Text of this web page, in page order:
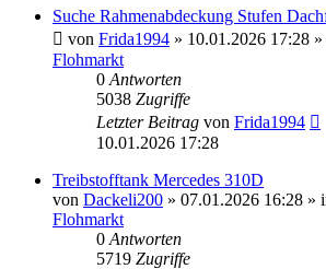
Suche Rahmenabdeckung Stufen
von Frida1994 » 10.01.2026 17:28 »
Flohmarkt
0 Antworten
5038 Zugriffe
Letzter Beitrag von Frida1994
10.01.2026 17:28
Treibstofftank Mercedes 310D
von Dackeli200 » 07.01.2026 16:28 »
Flohmarkt
0 Antworten
5719 Zugriffe